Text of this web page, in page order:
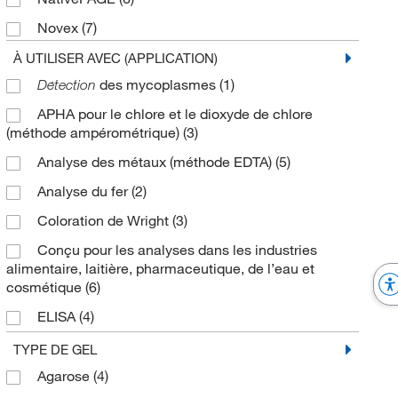
Tampon de réaction
Tampon de transfert(2)
Tampon de transfert Western Blot
Tampon d’anode IEF(1)
Tampon d’exemple PAGE
Tampon d’exécution PAGE(1)
Tampon d’exécution SDS
Tampon d’échantillon compatible fluorescent
Tampon d’échantillon non réducteur de marqueurs
de voie(1)
Tampon d’échantillons LDS(5)
marqueurs de voie
Novex (7)
NuPAGE(8)
Pierce(6)
ProcartaPlex (1)
Rhinohide
TrackIt
ZOOM (5)
eBioscience
À UTILISER AVEC (APPLICATION)
Détection des mycoplasmes (1)
APHA pour le chlore et le dioxyde de chlore
(méthode ampérométrique) (3)
Analyse des métaux (méthode EDTA) (5)
Analyse du fer(2)
Coloration de Wright (3)
Conçu pour les analyses dans les industries
alimentaire, laitière, pharmaceutique, de l’eau et
cosmétique (6)
ELISA(4)
Essais compendiaux
Immunotest multiplex
TYPE DE GEL
Agarose (4)